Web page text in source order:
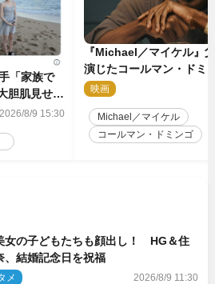
「家族で
胆肌見せシ
2026/8/9 15:30
『Michael／マイケル』
演じたコールマン・ドミ
イクに2時間半かかって
映画
Michael／マイケル
コールマン・ドミンゴ
女の子どもたちも顔出し！ HG＆住
、結婚記念日を祝福
メ 2026/8/9 11:30